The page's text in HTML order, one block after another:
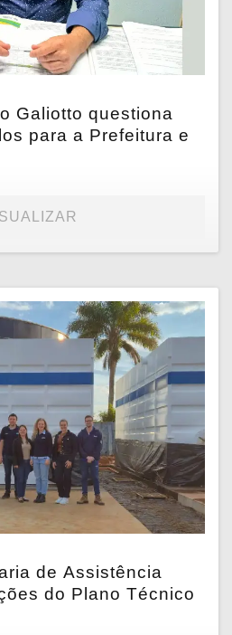
Galiotto questiona
para a Prefeitura e
de Assistência
do Plano Técnico